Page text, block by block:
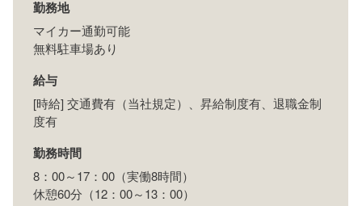
勤務地
マイカー通勤可能
無料駐車場あり
給与
[時給] 交通費有（当社規定）、昇給制度有、退職金制
度有
勤務時間
8：00～17：00（実働8時間）
休憩60分（12：00～13：00）